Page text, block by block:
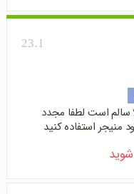
23.1
سالم است لطفا مجدد
منیجر استفاده کنید